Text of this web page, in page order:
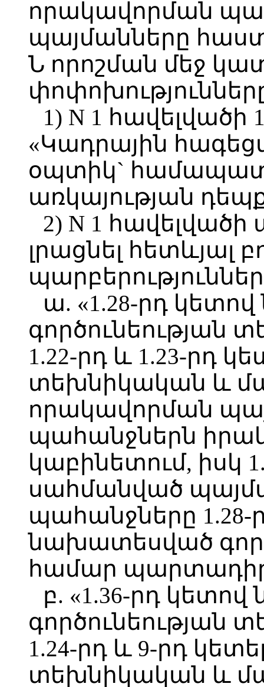
որակավորման
պայմանները
Ն որոշման մեջ
1) N 1 հավելվածի
«Կադրային
օպտիկ`
առկայության
2) N 1
լրացնել հետևյալ
ա. «1.28-րդ
գործունեության
1.22-րդ և 1.23-րդ
տեխնիկական և
որակավորման
պահանջներն
կաբինետում, իսկ
սահմանված
պահանջները 1.28-
նախատեսված
համար պարտադիր
բ. «1.36-րդ
գործունեության
1.24-րդ և 9-րդ
տեխնիկական և